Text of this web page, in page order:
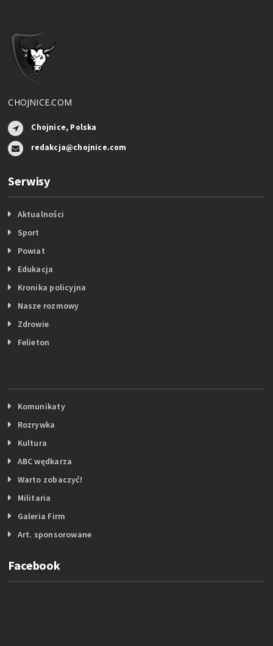
CHOJNICE.COM
Chojnice, Polska
redakcja@chojnice.com
Serwisy
Aktualności
Sport
Powiat
Edukacja
Kronika policyjna
Nasze rozmowy
Zdrowie
Felieton
Komunikaty
Rozrywka
Kultura
ABC wędkarza
Warto zobaczyć!
Militaria
Galeria Firm
Art. sponsorowane
Facebook